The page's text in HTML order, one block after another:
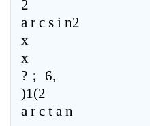
2
a r c s i n2
x
x
?； 6,
)1(2
a r c t a n